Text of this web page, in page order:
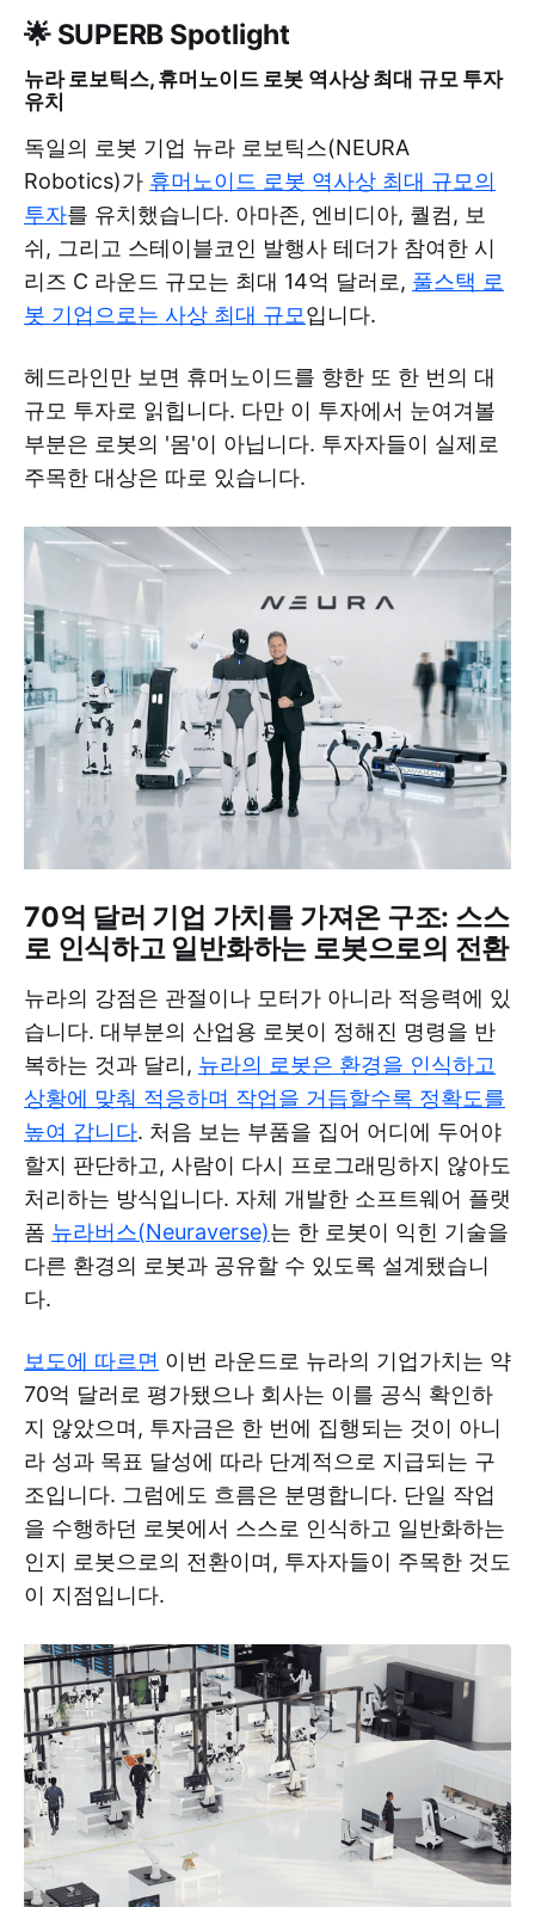
🌟 SUPERB Spotlight
뉴라 로보틱스, 휴머노이드 로봇 역사상 최대 규모 투자
유치
독일의 로봇 기업 뉴라 로보틱스(NEURA
Robotics)가 휴머노이드 로봇 역사상 최대 규모의
투자를 유치했습니다. 아마존, 엔비디아, 퀄컴, 보
쉬, 그리고 스테이블코인 발행사 테더가 참여한 시
리즈 C 라운드 규모는 최대 14억 달러로, 풀스택 로
봇 기업으로는 사상 최대 규모입니다.
헤드라인만 보면 휴머노이드를 향한 또 한 번의 대
규모 투자로 읽힙니다. 다만 이 투자에서 눈여겨볼
부분은 로봇의 '몸'이 아닙니다. 투자자들이 실제로
주목한 대상은 따로 있습니다.
70억 달러 기업 가치를 가져온 구조: 스스
로 인식하고 일반화하는 로봇으로의 전환
뉴라의 강점은 관절이나 모터가 아니라 적응력에 있
습니다. 대부분의 산업용 로봇이 정해진 명령을 반
복하는 것과 달리, 뉴라의 로봇은 환경을 인식하고
상황에 맞춰 적응하며 작업을 거듭할수록 정확도를
높여 갑니다. 처음 보는 부품을 집어 어디에 두어야
할지 판단하고, 사람이 다시 프로그래밍하지 않아도
처리하는 방식입니다. 자체 개발한 소프트웨어 플랫
폼 뉴라버스(Neuraverse)는 한 로봇이 익힌 기술을
다른 환경의 로봇과 공유할 수 있도록 설계됐습니
다.
보도에 따르면 이번 라운드로 뉴라의 기업가치는 약
70억 달러로 평가됐으나 회사는 이를 공식 확인하
지 않았으며, 투자금은 한 번에 집행되는 것이 아니
라 성과 목표 달성에 따라 단계적으로 지급되는 구
조입니다. 그럼에도 흐름은 분명합니다. 단일 작업
을 수행하던 로봇에서 스스로 인식하고 일반화하는
인지 로봇으로의 전환이며, 투자자들이 주목한 것도
이 지점입니다.